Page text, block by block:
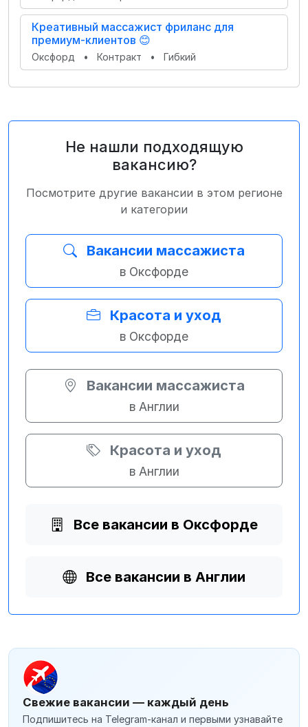
Креативный массажист фриланс для
премиум-клиентов 😊
Оксфорд • Контракт • Гибкий
Не нашли подходящую
вакансию?
Посмотрите другие вакансии в этом регионе
и категории
Вакансии массажиста
в Оксфорде
Красота и уход
в Оксфорде
Вакансии массажиста
в Англии
Красота и уход
в Англии
Все вакансии в Оксфорде
Все вакансии в Англии
Свежие вакансии — каждый день
Подпишитесь на Telegram-канал и первыми узнавайте